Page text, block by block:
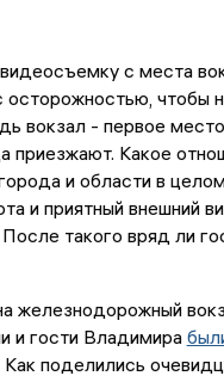
с места
осторожностью, чтобы
вокзал - первое
приезжают. Какое
и области в
и приятный внешний
такого вряд ли
железнодорожный
и гости Владимира
Как поделились